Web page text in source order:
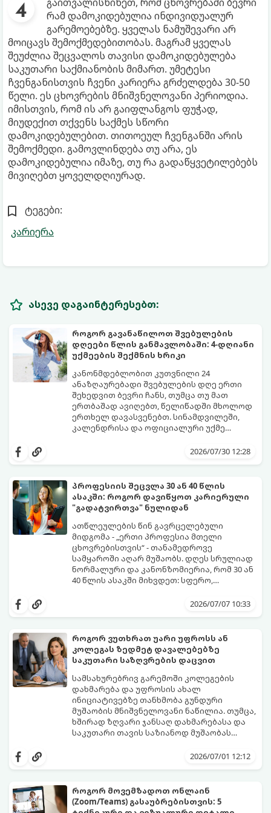
რამ დამოკიდებულია ინდივიდუალურ
გარემოებებზე. ყველას ნამუშევარი არ
მოიცავს შემოქმედებითობას. მაგრამ ყველას
შეუძლია შეცვალოს თავისი დამოკიდებულება
საკუთარი საქმიანობის მიმართ. უმეტესი
ჩვენგანისთვის ჩვენი კარიერა გრძელდება 30-50
წელი. ეს ცხოვრების მნიშვნელოვანი პერიოდია.
იმისთვის, რომ ის არ გაიფლანგოს ფუჭად,
მიუდექით თქვენს საქმეს სწორი
დამოკიდებულებით. თითოეულ ჩვენგანში არის
შემოქმედი. გამოვლინდება თუ არა, ეს
დამოკიდებულია იმაზე, თუ რა გადაწყვეტილებებს
მივიღებთ ყოველდღიურად.
ტეგები:
კარიერა
ასევე დაგაინტერესებთ:
როგორ გავანაწილოთ შვებულების
დღეები წლის განმავლობაში: 4-დღიანი
უქმეების შექმნის ხრიკი
კანონმდებლობით კუთვნილი 24
ანაზღაურებადი შვებულების დღე ერთი
შეხედვით ბევრი ჩანს, თუმცა თუ მათ
ერთბაშად ავიღებთ, წელიწადში მხოლოდ
ერთხელ დავასვენებთ. სინამდვილეში,
კალენდრისა და ოფიციალური უქმე
შესაძლებელია შვებულების თითო-ოროლა
დღიანი უქმეები (Mini-Vacations).
ხრიკებს, თუ როგორ „გავწელოთ“
2026/07/30 12:28
პროფესიის შეცვლა 30 ან 40 წლის
ასაკში: როგორ დავიწყოთ კარიერული
"გადატვირთვა" ნულიდან
ათწლეულების წინ გავრცელებული
მიდგომა - „ერთი პროფესია მთელი
ცხოვრებისთვის“ - თანამედროვე
სამყაროში აღარ მუშაობს. დღეს სრულიად
ნორმალური და კანონზომიერია, რომ 30 ან
40 წლის ასაკში მიხვდეთ: სფერო,
გაბედნიერებთ, აღარ არის შემოსავლიანი
იდეა ხშირად დიდ შიშებთანაა
კონკურენციას“, „სტაბილურობას ვკარგავ“.
თუმცა, რეალობა საპირისპიროა: თქვენ
იწყებთ არა ნულიდან, არამედ უზარმაზარი
ცხოვრებისეული და პროფესიული
გამოცდილებით (Soft Skills), რაც 20 წლის
დამწყებებს ფიზიკურად არ გააჩნიათ.
გთავაზობთ ნაბიჯ-ნაბიჯ გზამკვლევს, თუ
როგორ მართოთ კარიერული
"რესტარტი" სწორად და
უმტკივნეულოდ:
2026/07/07 10:33
როგორ ვუთხრათ უარი უფროსს ან
კოლეგას ზედმეტ დავალებებზე
საკუთარი საზღვრების დაცვით
სამსახურებრივ გარემოში კოლეგების
დახმარება და უფროსის ახალ
ინიციატივებზე თანხმობა გუნდური
მუშაობის მნიშვნელოვანი ნაწილია. თუმცა,
ხშირად ზღვარი ჯანსაღ დახმარებასა და
საკუთარი თავის საზიანოდ მუშაობას
ყველაფერზე „კის“ ეუბნებით, რისკის ქვეშ
ხდებით ე.წ. „ტოქსიკური ოფისის“
მსხვერპლი და მიდიხართ პროფესიულ
გადაწვამდე.
სწორი მენეჯმენტი და პირადი საზღვრების
დაცვა მაღალი პროფესიონალიზმის
ნიშანია. ამისათვის საჭიროა ფლობდეთ
გთავაზობთ პრაქტიკულ გზამკვლევსა და
2026/07/01 12:12
როგორ მოვემზადოთ ონლაინ
(Zoom/Teams) გასაუბრებისთვის: 5